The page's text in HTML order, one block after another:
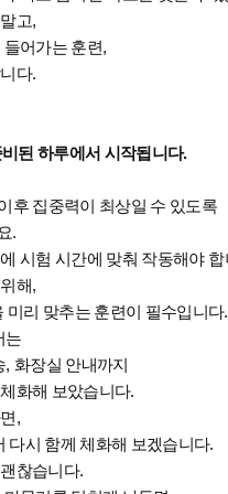
고,
어가는 훈련,
다.
된 하루에서 시작됩니다.
후 집중력이 최상일 수 있도록
.
시험 시간에 맞춰 작동해야 합
해,
미리 맞추는 훈련이 필수입니다.
는
, 화장실 안내까지
화해 보았습니다.
,
다시 함께 체화해 보겠습니다.
찮습니다.